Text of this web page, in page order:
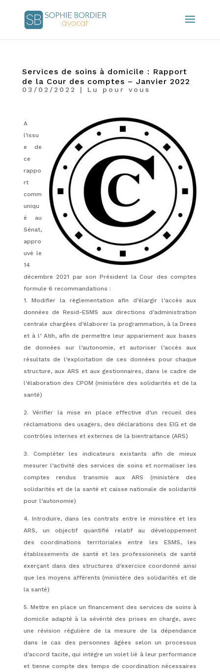
Services de soins à domicile : Rapport
de la Cour des comptes – Janvier 2022
03/02/2022 | Lu pour vous
A
l’issu
e de
ce
rappo
rt
comm
uniqu
é au
Sénat,
appro
uvé le
14
décembre 2021 par son Président la Cour des comptes
formule 6 recommandations :
1. Modifier la réglementation afin d’élargir l’accès aux
données de Resid-ESMS aux directions d’administration
centrale chargées d’élaborer la programmation, à la Drees
et à l’ Atih, afin de permettre leur appariement aux bases
de données sur l’autonomie, et autoriser l’accès aux
résultats de l’exploitation de ces données pour chaque
structure, aux ARS et aux gestionnaires, dans le cadre de
l’élaboration des CPOM (ministère des solidarités et de la
santé)
2. Vérifier la mise en place effective d’un recueil des
réclamations des usagers, des déclarations des EIG et de
contrôles internes et externes de la bientraitance (ARS)
3. Compléter les indicateurs existants afin de mieux
mesurer l’activité des services de soins et normaliser les
comptes rendus transmis aux ARS (ministère des
solidarités et de la santé et caisse nationale de solidarité
pour l’autonomie)
4. Introduire, dans les contrats entre le ministère et les
ARS, un objectif quantifié relatif au développement
des coordinations territoriales entre les ESMS, les
établissements de santé et les professionnels de santé
exerçant dans des structures d’exercice coordonné ainsi
que les moyens afférents (ministère des solidarités et de
la santé)
5. Mettre en place un financement des services de soins à
domicile adapté à la sévérité des prises en charge, avec
une révision régulière de la mesure de la dépendance
dans le cas des personnes âgées selon un processus
d’accord tacite, qui intègre un volet lié à leur performance
et tienne compte des temps de coordination nécessaires